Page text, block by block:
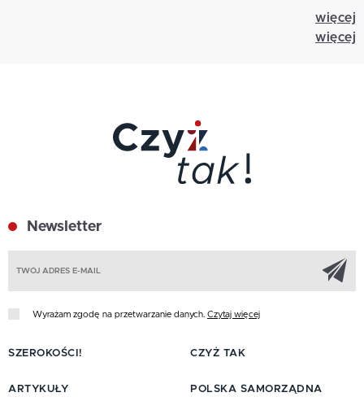
więcej
więcej
Newsletter
Wyrażam zgodę na przetwarzanie danych. Czytaj więcej
SZEROKOŚCI!
ARTYKUŁY
CZYŻ TAK
POLSKA SAMORZĄDNA